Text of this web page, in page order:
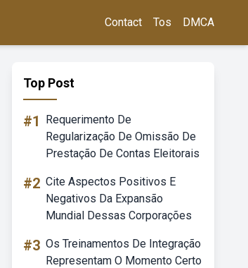
Contact Tos DMCA
Top Post
#1
Requerimento De
Regularização De Omissão De
Prestação De Contas Eleitorais
#2 Cite Aspectos Positivos E
Negativos Da Expansão
Mundial Dessas Corporações
#3 Os Treinamentos De Integração
Representam O Momento Certo